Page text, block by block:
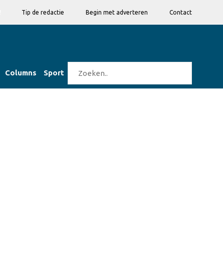
Tip de redactie Begin met adverteren Contact
Columns Sport